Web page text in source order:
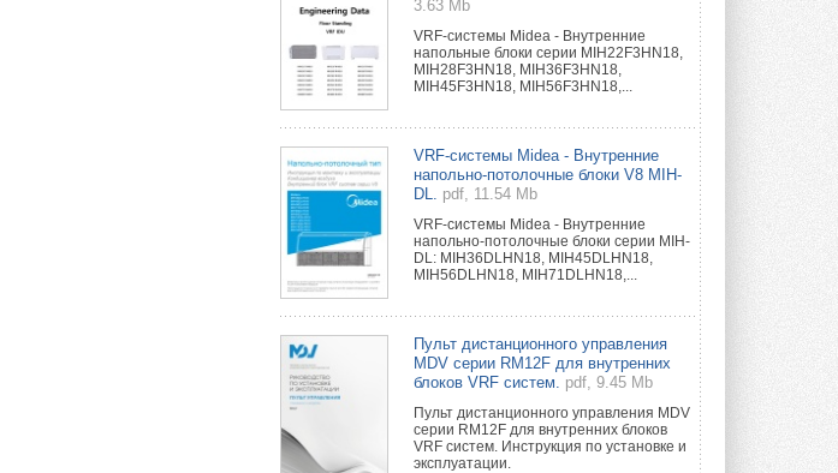
3.63 Mb
VRF-системы Midea - Внутренние
напольные блоки серии MIH22F3HN18,
MIH28F3HN18, MIH36F3HN18,
MIH45F3HN18, MIH56F3HN18,...
VRF-системы Midea - Внутренние
напольно-потолочные блоки V8 MIH-
DL.
pdf, 11.54 Mb
VRF-системы Midea - Внутренние
напольно-потолочные блоки серии MIH-
DL: MIH36DLHN18, MIH45DLHN18,
MIH56DLHN18, MIH71DLHN18,...
Пульт дистанционного управления
MDV серии RM12F для внутренних
блоков VRF систем.
pdf, 9.45 Mb
Пульт дистанционного управления MDV
серии RM12F для внутренних блоков
VRF систем. Инструкция по установке и
эксплуатации.